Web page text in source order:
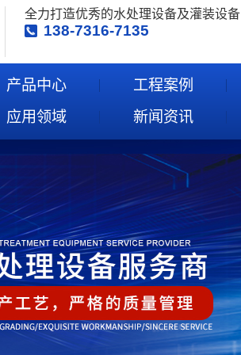
全力打造优秀的水处理设备及灌装设备
138-7316-7135
产品中心 工程案例
应用领域 新闻资讯